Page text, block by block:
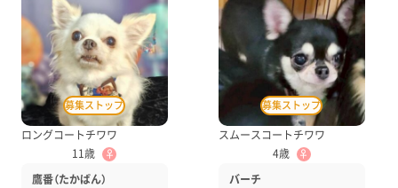
ロングコートチワワ
11歳
♀
鷹番（たかばん）
スムースコートチワワ
4歳
♀
バーチ